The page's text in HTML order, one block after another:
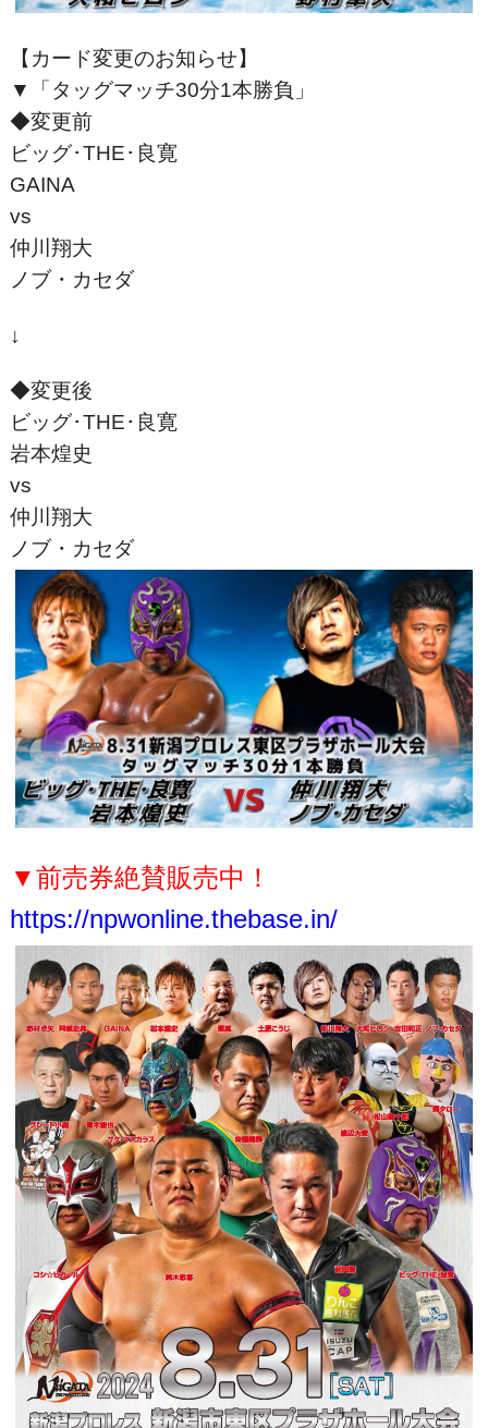
【カード変更のお知らせ】
▼「タッグマッチ30分1本勝負」
◆変更前
ビッグ･THE･良寛
GAINA
vs
仲川翔大
ノブ・カセダ
↓
◆変更後
ビッグ･THE･良寛
岩本煌史
vs
仲川翔大
ノブ・カセダ
▼前売券絶賛販売中！
https://npwonline.thebase.in/